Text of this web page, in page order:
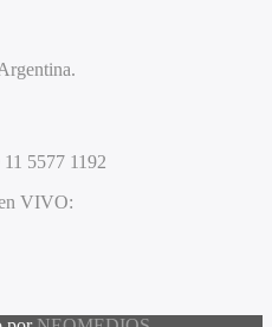
5577 1192
VIVO: